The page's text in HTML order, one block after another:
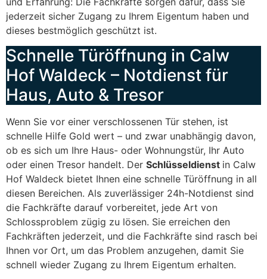
jederzeit sicher Zugang zu Ihrem Eigentum haben und
dieses bestmöglich geschützt ist.
Schnelle Türöffnung in Calw
Hof Waldeck – Notdienst für
Haus, Auto & Tresor
Wenn Sie vor einer verschlossenen Tür stehen, ist
schnelle Hilfe Gold wert – und zwar unabhängig davon,
ob es sich um Ihre Haus- oder Wohnungstür, Ihr Auto
oder einen Tresor handelt. Der Schlüsseldienst in Calw
Hof Waldeck bietet Ihnen eine schnelle Türöffnung in all
diesen Bereichen. Als zuverlässiger 24h-Notdienst sind
die Fachkräfte darauf vorbereitet, jede Art von
Schlossproblem zügig zu lösen. Sie erreichen den
Fachkräften jederzeit, und die Fachkräfte sind rasch bei
Ihnen vor Ort, um das Problem anzugehen, damit Sie
schnell wieder Zugang zu Ihrem Eigentum erhalten.